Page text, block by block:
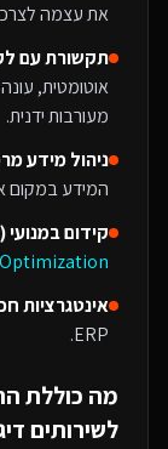
את עצמה
תקשורת עם
אוטומטית,
מעורבות ידנית.
ניהול מידע
המידע במקום
קידום במנועי AI (GEO):
אינטגרציות
ERP.
מה כוללת
לשירותים